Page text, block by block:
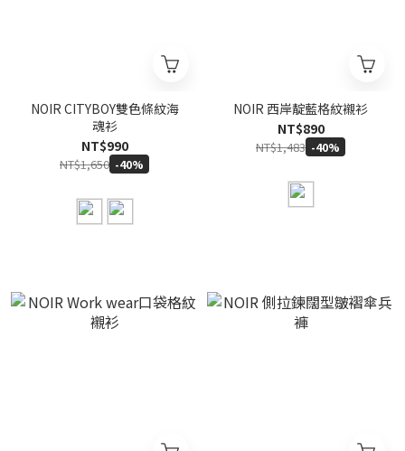
NOIR CITYBOY雙色條紋海
魂衫
NT$990
NT$1,650 -40%
NOIR 西岸靛藍格紋襯衫
NT$890
NT$1,483 -40%